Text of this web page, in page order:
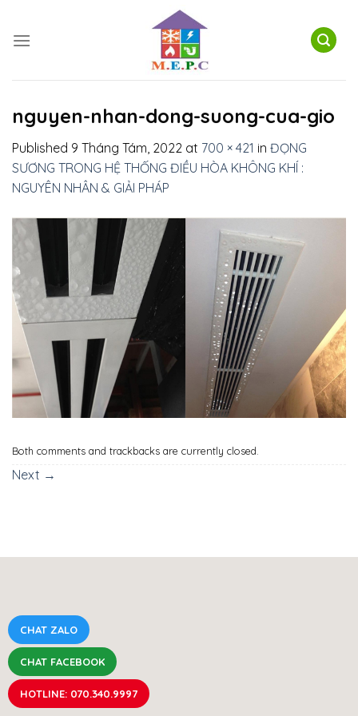
content
CHAT ZALO
CHAT FACEBOOK
HOTLINE: 070.340.9997
nguyen-nhan-dong-suong-cua-gio
Published 9 Tháng Tám, 2022 at 700 × 421 in ĐỌNG
SƯƠNG TRONG HỆ THỐNG ĐIỀU HÒA KHÔNG KHÍ :
NGUYÊN NHÂN & GIẢI PHÁP
Both comments and trackbacks are currently closed.
Next →